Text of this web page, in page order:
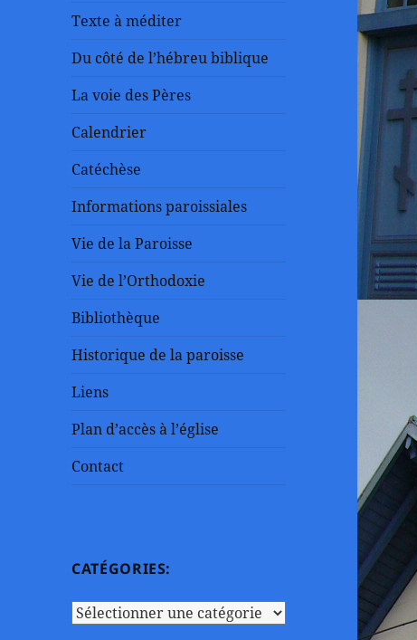
Texte à méditer
Du côté de l’hébreu biblique
La voie des Pères
Calendrier
Catéchèse
Informations paroissiales
Vie de la Paroisse
Vie de l’Orthodoxie
Bibliothèque
Historique de la paroisse
Liens
Plan d’accès à l’église
Contact
CATÉGORIES:
Catégories: